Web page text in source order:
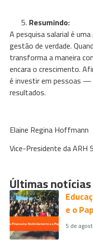
Resumindo:
A pesquisa salarial é
gestão de verdade.
transforma a maneira
encara o crescimento.
é investir em pessoas —
resultados.
Elaine Regina Hoffmann
Vice-Presidente da ARH
Últimas notícias
e o
5 de